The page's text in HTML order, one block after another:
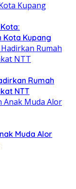
Kupang
Rumah
NTT
Muda Alor